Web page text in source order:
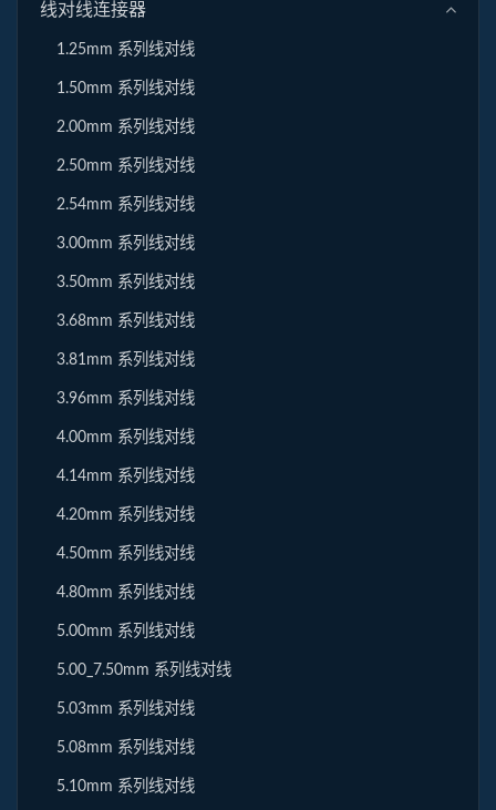
线对线连接器
1.25mm 系列线对线
1.50mm 系列线对线
2.00mm 系列线对线
2.50mm 系列线对线
2.54mm 系列线对线
3.00mm 系列线对线
3.50mm 系列线对线
3.68mm 系列线对线
3.81mm 系列线对线
3.96mm 系列线对线
4.00mm 系列线对线
4.14mm 系列线对线
4.20mm 系列线对线
4.50mm 系列线对线
4.80mm 系列线对线
5.00mm 系列线对线
5.00_7.50mm 系列线对线
5.03mm 系列线对线
5.08mm 系列线对线
5.10mm 系列线对线